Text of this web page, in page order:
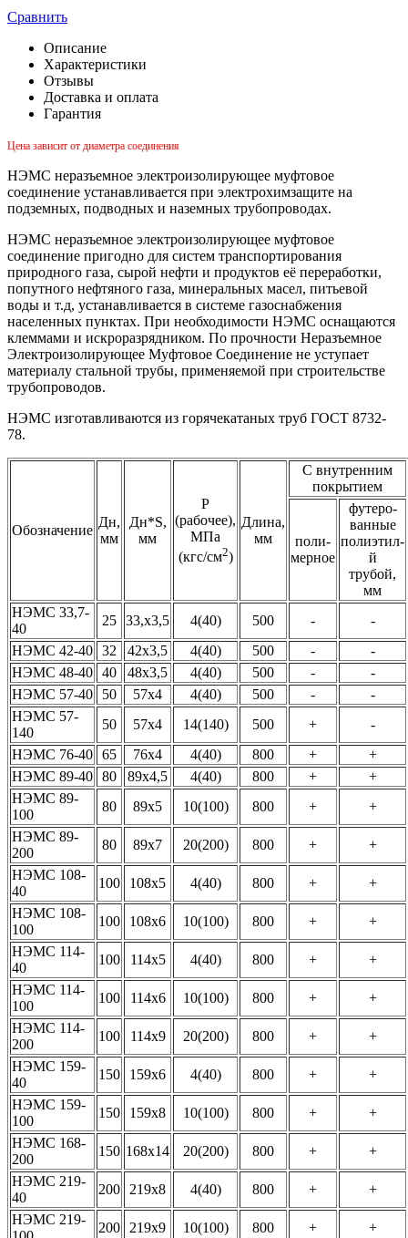
Сравнить
Описание
Характеристики
Отзывы
Доставка и оплата
Гарантия
Цена зависит от диаметра соединения
НЭМС неразъемное электроизолирующее муфтовое
соединение устанавливается при электрохимзащите на
подземных, подводных и наземных трубопроводах.
НЭМС неразъемное электроизолирующее муфтовое
соединение пригодно для систем транспортирования
природного газа, сырой нефти и продуктов её переработки,
попутного нефтяного газа, минеральных масел, питьевой
воды и т.д, устанавливается в системе газоснабжения
населенных пунктах. При необходимости НЭМС оснащаются
клеммами и искроразрядником. По прочности Неразъемное
Электроизолирующее Муфтовое Соединение не уступает
материалу стальной трубы, применяемой при строительстве
трубопроводов.
НЭМС изготавливаются из горячекатаных труб ГОСТ 8732-
78.
Обозначение
Дн,
мм
Дн*S,
мм
Р
(рабочее),
МПа
(кгс/см2)
Длина,
мм
С внутренним
покрытием
поли-
мерное
футеро-
ванные
полиэтил-
й
трубой,
мм
НЭМС 33,7-
40
25 33,х3,5 4(40) 500 -
-
НЭМС 42-40 32 42х3,5 4(40) 500 -
-
НЭМС 48-40 40 48х3,5 4(40) 500 -
-
НЭМС 57-40
50 57х4 4(40) 500 -
-
НЭМС 57-
140
50 57х4 14(140) 500 +
-
НЭМС 76-40 65 76х4 4(40) 800 +
+
НЭМС 89-40 80 89х4,5 4(40) 800 +
+
НЭМС 89-
100
80 89х5 10(100) 800 +
+
НЭМС 89-
200
80 89х7 20(200) 800 +
+
НЭМС 108-
40
100 108х5 4(40) 800 +
+
НЭМС 108-
100
100 108х6 10(100) 800 +
+
НЭМС 114-
40
100 114х5 4(40) 800 +
+
НЭМС 114-
100
100 114х6 10(100) 800 +
+
НЭМС 114-
200
100 114х9 20(200) 800 +
+
НЭМС 159-
40
150 159х6 4(40) 800 +
+
НЭМС 159-
100
150 159х8 10(100) 800 +
+
НЭМС 168-
200
150 168х14 20(200) 800 +
+
НЭМС 219-
40
200 219х8 4(40) 800 +
+
НЭМС 219-
200 219х9 10(100) 800 + +